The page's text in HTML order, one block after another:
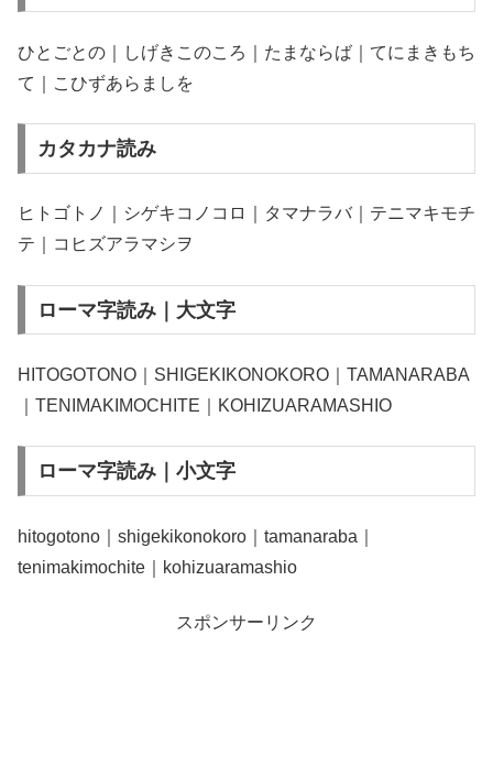
ひとごとの｜しげきこのころ｜たまならば｜てにまきもち
て｜こひずあらましを
カタカナ読み
ヒトゴトノ｜シゲキコノコロ｜タマナラバ｜テニマキモチ
テ｜コヒズアラマシヲ
ローマ字読み｜大文字
HITOGOTONO｜SHIGEKIKONOKORO｜TAMANARABA
｜TENIMAKIMOCHITE｜KOHIZUARAMASHIO
ローマ字読み｜小文字
hitogotono｜shigekikonokoro｜tamanaraba｜
tenimakimochite｜kohizuaramashio
スポンサーリンク